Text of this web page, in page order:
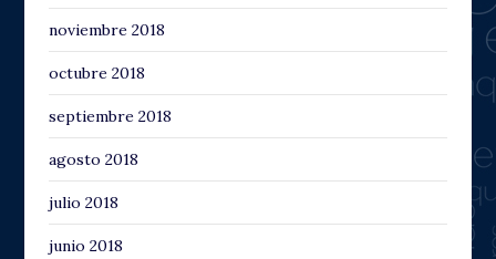
noviembre 2018
octubre 2018
septiembre 2018
agosto 2018
julio 2018
junio 2018